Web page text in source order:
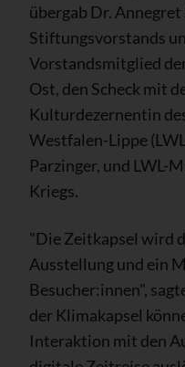
übergab Dr.
Stiftungsvorstands
Vorstandsmitglied
Ost, den Scheck mit
Kulturdezernentin
Westfalen-Lippe
Parzinger, und LWL-
Kriegs.
"Die Zeitkapsel wird
Ausstellung und ein
Besucher:innen",
der Klimakapsel
Interaktion mit den